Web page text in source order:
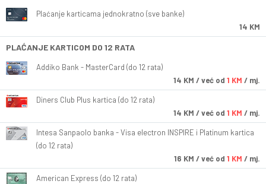
Plaćanje karticama jednokratno (sve banke)
14 KM
PLAĆANJE KARTICOM DO 12 RATA
Addiko Bank - MasterCard (do 12 rata)
14 KM / već od 1 KM / mj.
Diners Club Plus kartica (do 12 rata)
14 KM / već od 1 KM / mj.
Intesa Sanpaolo banka - Visa electron INSPIRE i Platinum kartica
(do 12 rata)
16 KM / već od 1 KM / mj.
American Express (do 12 rata)